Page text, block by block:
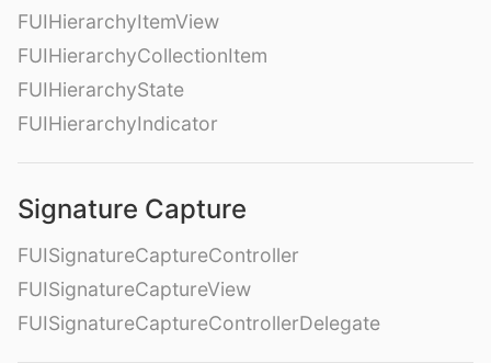
FUIHierarchyItemView
FUIHierarchyCollectionItem
FUIHierarchyState
FUIHierarchyIndicator
Signature Capture
FUISignatureCaptureController
FUISignatureCaptureView
FUISignatureCaptureControllerDelegate